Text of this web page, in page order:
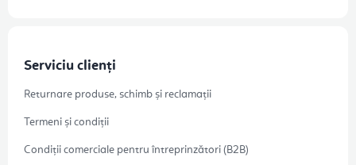
Serviciu clienți
Returnare produse, schimb și reclamații
Termeni și condiții
Condiții comerciale pentru întreprinzători (B2B)